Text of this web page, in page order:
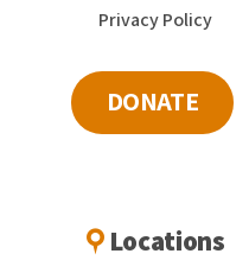
Privacy Policy
DONATE
Locations